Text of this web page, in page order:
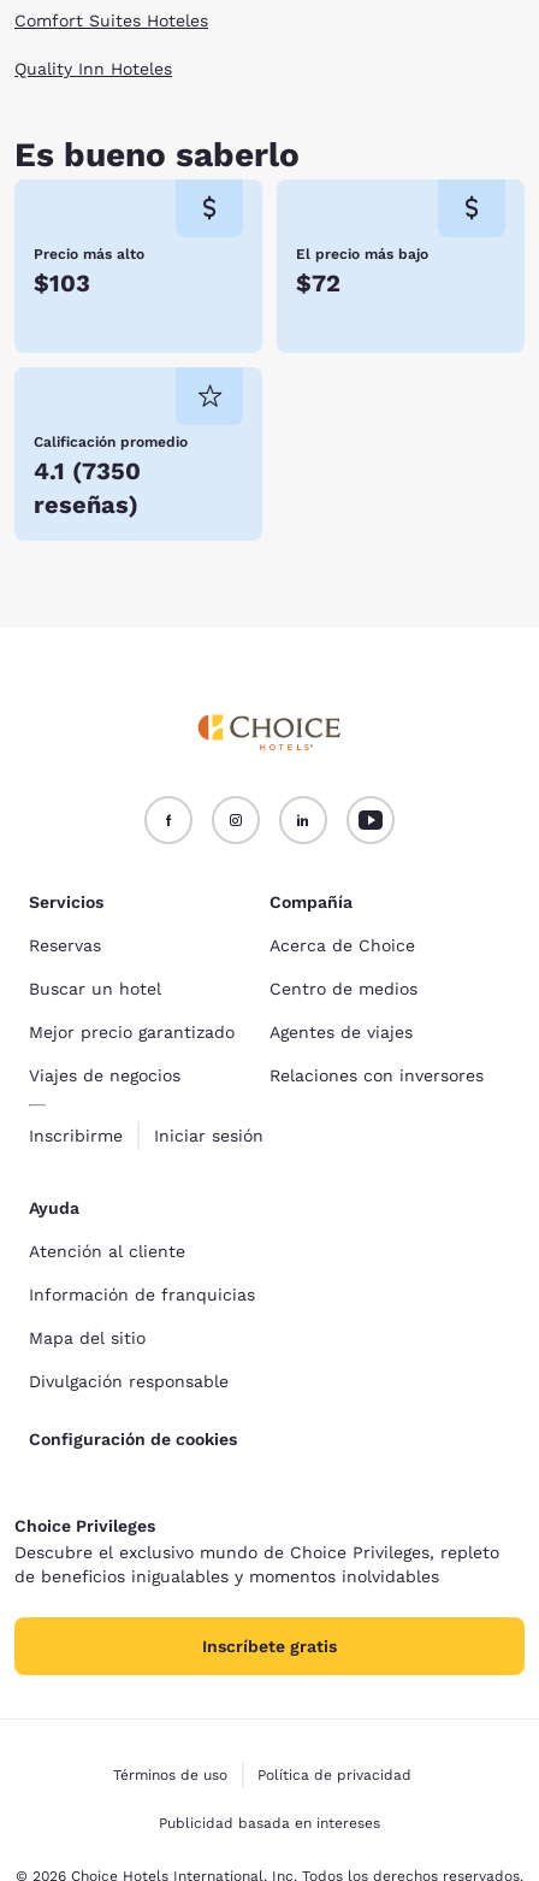
Comfort Suites Hoteles
Quality Inn Hoteles
Es bueno saberlo
Precio más alto
$103
El precio más bajo
$72
Calificación promedio
4.1 (7350
reseñas)
Servicios
Reservas
Buscar un hotel
Mejor precio garantizado
Viajes de negocios
Inscribirme Iniciar sesión
Compañía
Acerca de Choice
Centro de medios
Agentes de viajes
Relaciones con inversores
Ayuda
Atención al cliente
Información de franquicias
Mapa del sitio
Divulgación responsable
Configuración de cookies
Choice Privileges
Descubre el exclusivo mundo de Choice Privileges, repleto
de beneficios inigualables y momentos inolvidables
Inscríbete gratis
Términos de uso Política de privacidad
Publicidad basada en intereses
© 2026 Choice Hotels International, Inc. Todos los derechos reservados.